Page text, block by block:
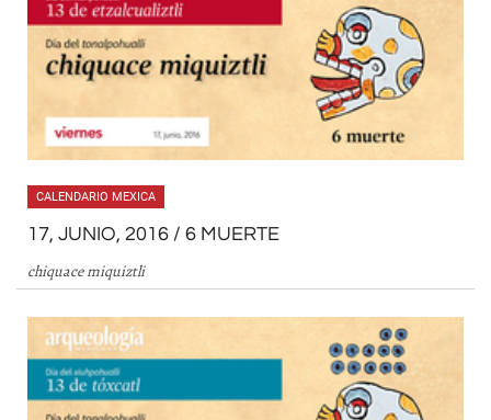
CALENDARIO MEXICA
17, JUNIO, 2016 / 6 MUERTE
chiquace miquiztli